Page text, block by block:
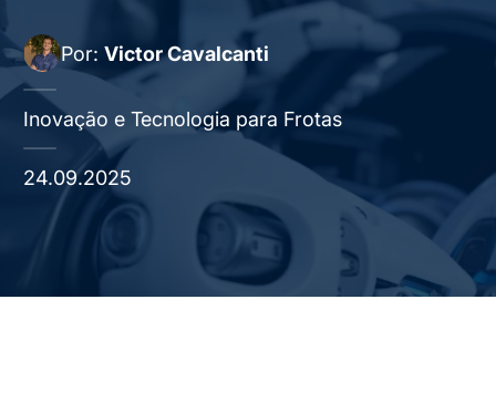
Por: Victor Cavalcanti
Inovação e Tecnologia para Frotas
24.09.2025